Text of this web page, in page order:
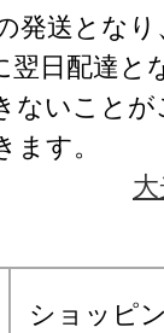
発送となり
翌日配達と
ないこと
す。
ショッピ